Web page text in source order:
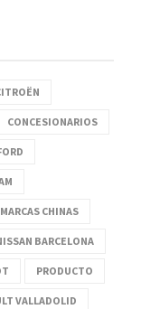
CONCESIONARIOS
MARCAS CHINAS
BARCELONA
PRODUCTO
VALLADOLID